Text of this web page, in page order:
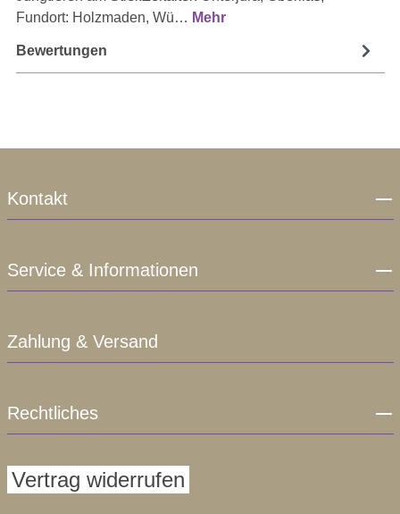
Fundort: Holzmaden, Wü… Mehr
Bewertungen
Kontakt
Service & Informationen
Zahlung & Versand
Rechtliches
Vertrag widerrufen